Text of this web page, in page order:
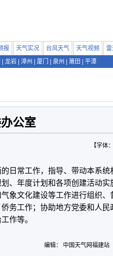
报 天气实况 台风天气 天气视频
龙岩 漳州 厦门 泉州 莆田 平潭
公室
【字体：
日常工作，指导、带动本系统
、年度计划和各项创建活动实
象文化建设等工作进行组织、
务工作；协助地方党委和人民
作等。
编辑： 中国天气网福建站